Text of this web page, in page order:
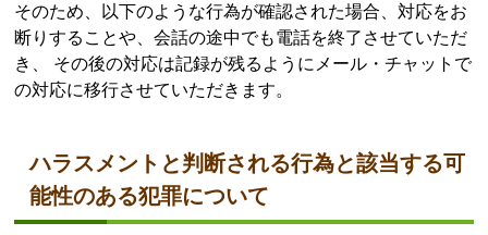
そのため、以下のような行為が確認された場合、対応をお
断りすることや、会話の途中でも電話を終了させていただ
き、 その後の対応は記録が残るようにメール・チャットで
の対応に移行させていただきます。
ハラスメントと判断される行為と該当する可
能性のある犯罪について